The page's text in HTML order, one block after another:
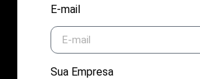
E-mail
Sua Empresa